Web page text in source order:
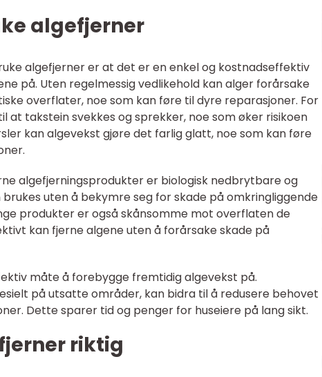
algefjerner
algefjerner er at det er en enkel og kostnadseffektiv
på. Uten regelmessig vedlikehold kan alger forårsake
overflater, noe som kan føre til dyre reparasjoner. For
at takstein svekkes og sprekker, noe som øker risikoen
kan algevekst gjøre det farlig glatt, noe som kan føre
algefjerningsprodukter er biologisk nedbrytbare og
uten å bekymre seg for skade på omkringliggende
produkter er også skånsomme mot overflaten de
kan fjerne algene uten å forårsake skade på
måte å forebygge fremtidig algevekst på.
på utsatte områder, kan bidra til å redusere behovet
Dette sparer tid og penger for huseiere på lang sikt.
riktig